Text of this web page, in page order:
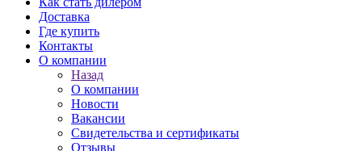
Доставка
Где купить
Контакты
О компании
Назад
О компании
Новости
Вакансии
Свидетельства и сертификаты
Отзывы